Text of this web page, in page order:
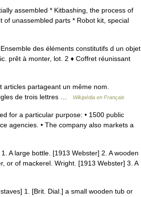
assembled * Kitbashing, the process of
of unassembled parts * Robot kit, special
des éléments constitutifs d un objet
prêt à monter, lot. 2 ♦ Coffret réunissant
partageant un même nom.
de trois lettres …
Wikipédia en Français
for a particular purpose: • 1500 public
agencies. • The company also markets a
A large bottle. [1913 Webster] 2. A wooden
or of mackerel. Wright. [1913 Webster] 3. A
1. [Brit. Dial.] a small wooden tub or